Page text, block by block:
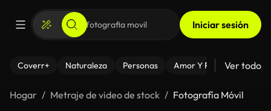
Iniciar sesión
Coverr+ Naturaleza Personas Amor Y Relaciones
Ver todo
Hogar Metraje de video de stock Fotografía Móvil